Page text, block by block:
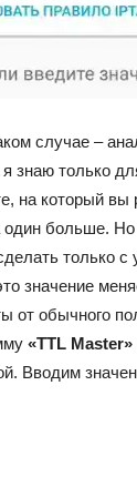
случае –
я знаю только
на который вы
один больше.
только с
значение
от обычного
«TTL Master»
Вводим